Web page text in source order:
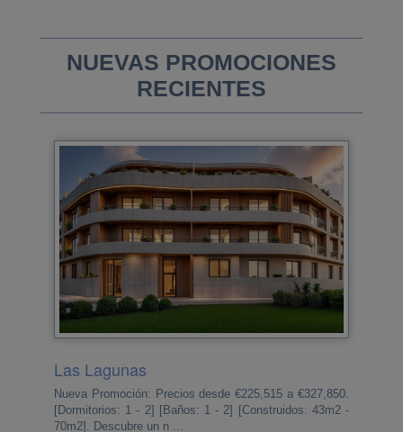
NUEVAS PROMOCIONES
RECIENTES
Las Lagunas
Nueva Promoción: Precios desde €225,515 a €327,850.
[Dormitorios: 1 - 2] [Baños: 1 - 2] [Construidos: 43m2 -
70m2]. Descubre un n ...